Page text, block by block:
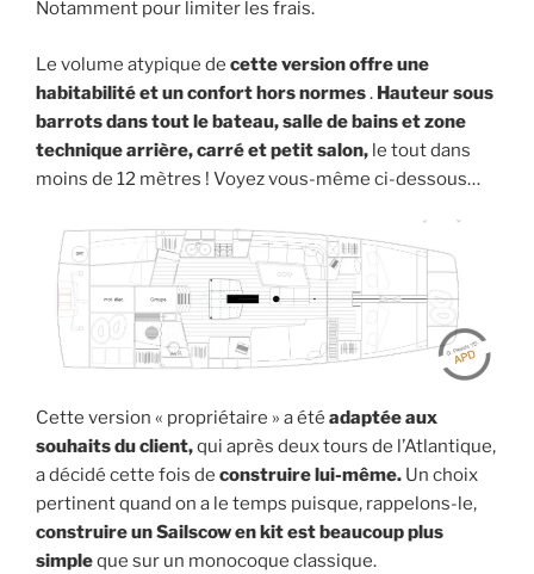
Notamment pour limiter les frais.
Le volume atypique de cette version offre une
habitabilité et un confort hors normes. Hauteur sous
barrots dans tout le bateau, salle de bains et zone
technique arrière, carré et petit salon, le tout dans
moins de 12 mètres ! Voyez vous-même ci-dessous…
Cette version « propriétaire » a été adaptée aux
souhaits du client,qui après deux tours de l’Atlantique,
a décidé cette fois de construire lui-même. Un choix
pertinent quand on a le temps puisque, rappelons-le,
construire un Sailscow en kit est beaucoup plus
simpleque sur un monocoque classique.